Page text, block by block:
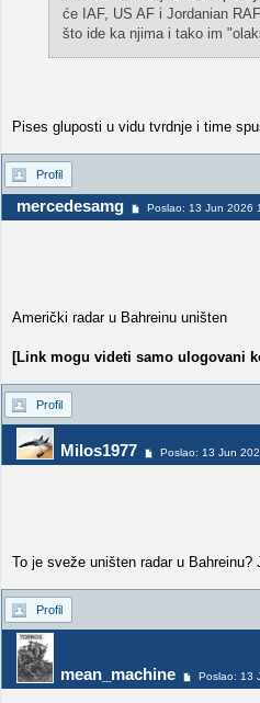
će IAF, US AF i Jordanian
što ide ka njima i tako im
Pises gluposti u vidu tvrdnje i time
Profil
mercedesamg Poslao: 13 Jun 2026
Američki radar u Bahreinu uništen
[Link mogu videti samo ulogovani
Profil
Milos1977 Poslao: 13 Jun
To je sveže uništen radar u Bahreinu?
Profil
mean_machine Poslao: 13